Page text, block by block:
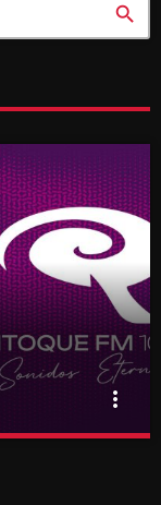
search
more_vert